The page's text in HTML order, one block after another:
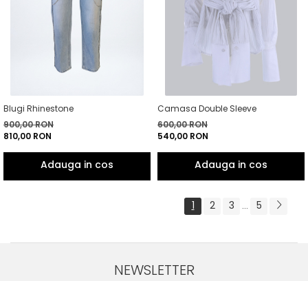
Blugi Rhinestone
900,00 RON
810,00 RON
Camasa Double Sleeve
600,00 RON
540,00 RON
1 2 3 ... 5
NEWSLETTER